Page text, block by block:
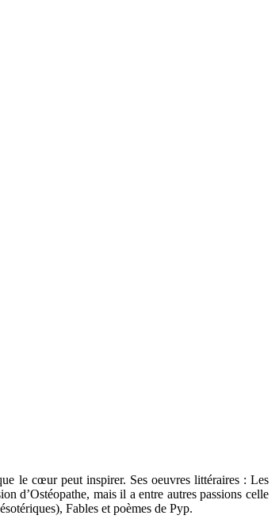
le cœur peut inspirer. Ses oeuvres littéraires : Les
d’Ostéopathe, mais il a entre autres passions celle
Fables et poèmes de Pyp.